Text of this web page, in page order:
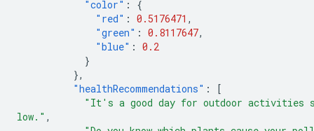
"color" :
{
"red" : 0.5176471 ,
"green" : 0.8117647,
"blue" : 0.2
}
},
"healthRecommendations" :
[
"It's a good day for outdoor activities
low." ,